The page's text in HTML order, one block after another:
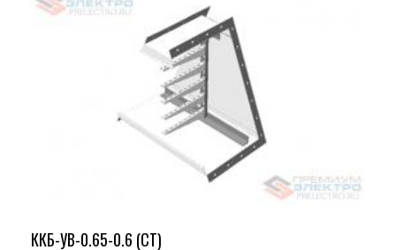
ККБ-УВ-0.65-0.6 (СТ)